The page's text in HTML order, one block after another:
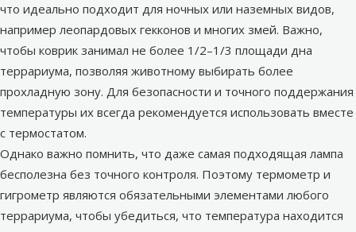
что идеально подходит для ночных или наземных видов,
например леопардовых гекконов и многих змей. Важно,
чтобы коврик занимал не более 1/2–1/3 площади дна
террариума, позволяя животному выбирать более
прохладную зону. Для безопасности и точного поддержания
температуры их всегда рекомендуется использовать вместе
с термостатом.
Однако важно помнить, что даже самая подходящая лампа
бесполезна без точного контроля. Поэтому термометр и
гигрометр являются обязательными элементами любого
террариума, чтобы убедиться, что температура находится